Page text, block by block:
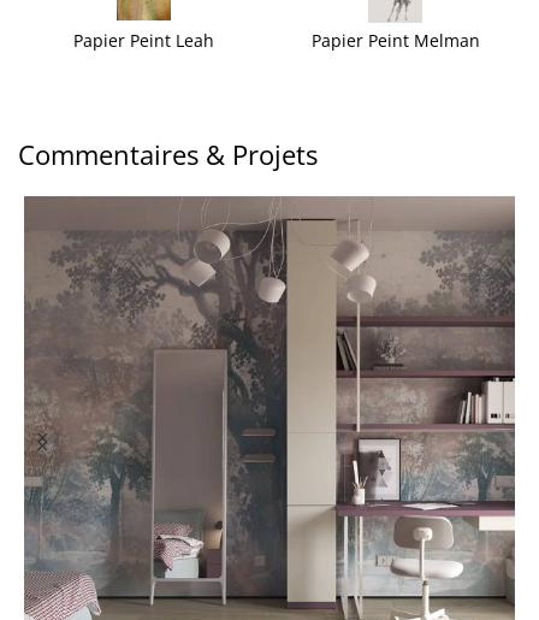
Papier Peint Leah Papier Peint Melman
Commentaires & Projets